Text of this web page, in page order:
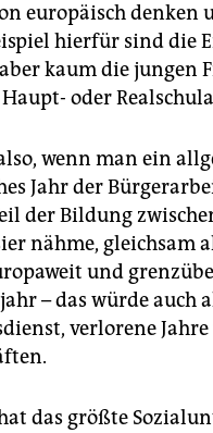
europäisch denken
hierfür sind die
kaum die jungen
oder
wenn man ein
Jahr der
der Bildung
nähme, gleichsam
und
– das würde auch
verlorene
das größte